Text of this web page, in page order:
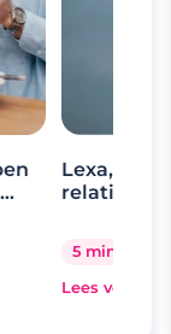
Lexa, de
relaties
5 minuten
Lees verder